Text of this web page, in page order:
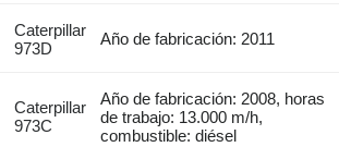
Caterpillar
973D
Año de fabricación: 2011
Caterpillar
973C
Año de fabricación: 2008, horas
de trabajo: 13.000 m/h,
combustible: diésel